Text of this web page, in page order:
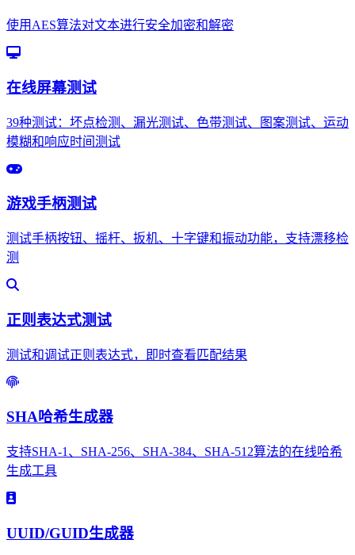
使用AES算法对文本进行安全加密和解密
在线屏幕测试
39种测试：坏点检测、漏光测试、色带测试、图案测试、运动
模糊和响应时间测试
游戏手柄测试
测试手柄按钮、摇杆、扳机、十字键和振动功能，支持漂移检
测
正则表达式测试
测试和调试正则表达式，即时查看匹配结果
SHA哈希生成器
支持SHA-1、SHA-256、SHA-384、SHA-512算法的在线哈希
生成工具
UUID/GUID生成器